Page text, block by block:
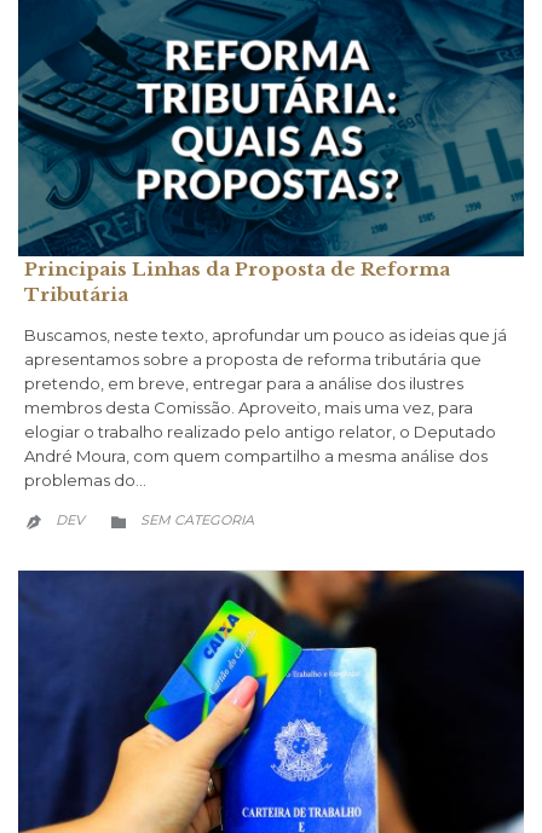
Principais Linhas da Proposta de Reforma
Tributária
Buscamos, neste texto, aprofundar um pouco as ideias que já
apresentamos sobre a proposta de reforma tributária que
pretendo, em breve, entregar para a análise dos ilustres
membros desta Comissão. Aproveito, mais uma vez, para
elogiar o trabalho realizado pelo antigo relator, o Deputado
André Moura, com quem compartilho a mesma análise dos
problemas do…
 DEV  CATEGORY
SEM CATEGORIA